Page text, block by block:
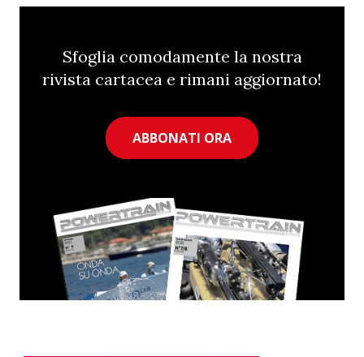
Sfoglia comodamente la nostra
rivista cartacea e rimani aggiornato!
ABBONATI ORA